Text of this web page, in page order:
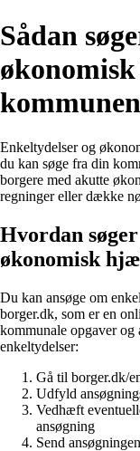
Sådan
kommunen
Enkeltydelser og
du kan søge fra din
borgere med akutte
regninger eller dække
Hvordan
økonomisk
Du kan ansøge om
borger.dk, som er en
kommunale opgaver og
enkeltydelser:
Gå til borger.dk/
Udfyld
Vedhæft
ansøgning
Send